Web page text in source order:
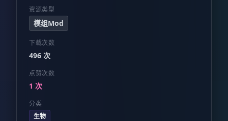
资源类型
模组Mod
下载次数
496 次
点赞次数
1 次
分类
生物